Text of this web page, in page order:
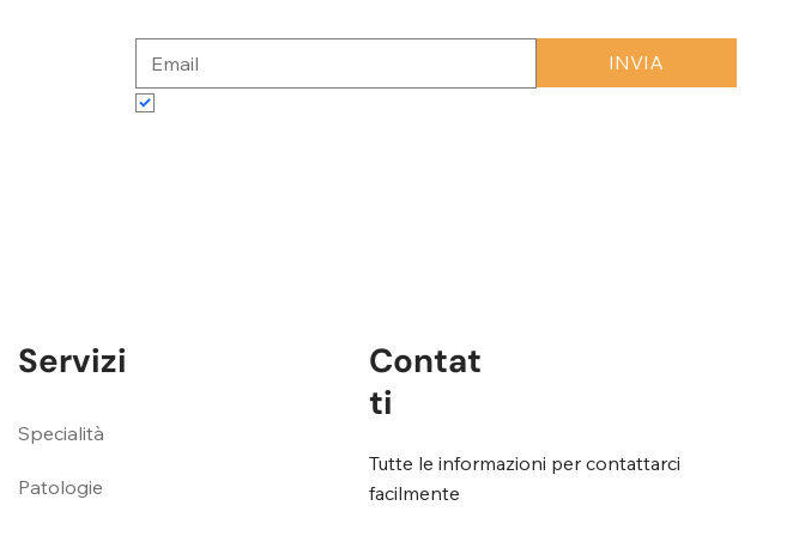
INVIA
Servizi
Specialità
Patologie
Contat
ti
Tutte le informazioni per contattarci
facilmente